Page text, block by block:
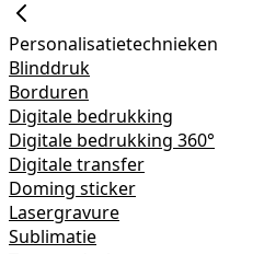
Personalisatietechnieken
Blinddruk
Borduren
Digitale bedrukking
Digitale bedrukking 360°
Digitale transfer
Doming sticker
Lasergravure
Sublimatie